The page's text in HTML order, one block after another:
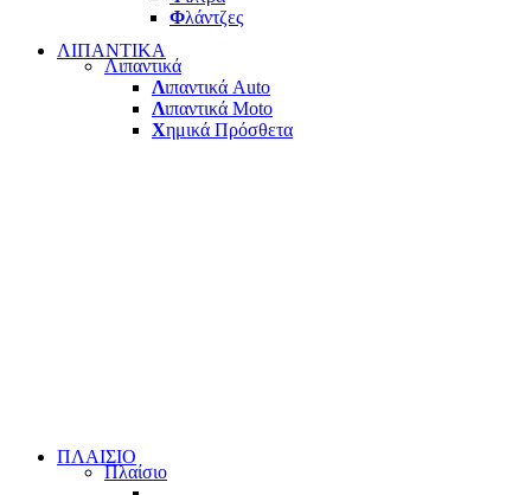
Φλάντζες
ΛΙΠΑΝΤΙΚΑ
Λιπαντικά
Λιπαντικά Auto
Λιπαντικά Moto
Χημικά Πρόσθετα
ΠΛΑΙΣΙΟ
Πλαίσιο